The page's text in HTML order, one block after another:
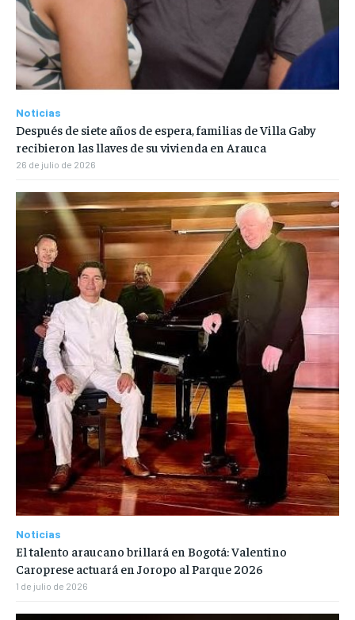
Noticias
Después de siete años de espera, familias de Villa Gaby
recibieron las llaves de su vivienda en Arauca
26 de julio de 2026
Noticias
El talento araucano brillará en Bogotá: Valentino
Caroprese actuará en Joropo al Parque 2026
1 de julio de 2026